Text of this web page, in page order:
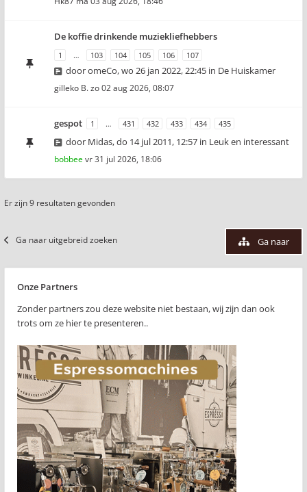
De koffie drinkende muziekliefhebbers
1 … 103 104 105 106 107
dooromeCo,wo 26 jan 2022, 22:45 in De Huiskamer
gilleko B.zo 02 aug 2026, 08:07
gespot 1 … 431 432 433 434 435
door Midas,do 14 jul 2011, 12:57 in Leuk en interessant
bobbeevr 31 jul 2026, 18:06
Er zijn 9 resultaten gevonden
Ga naar uitgebreid zoeken Ga naar
Onze Partners
Zonder partners zou deze website niet bestaan, wij zijn dan ook
trots om ze hier te presenteren..